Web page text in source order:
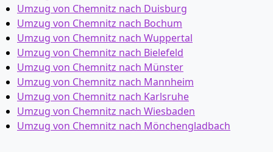
Umzug von Chemnitz nach Duisburg
Umzug von Chemnitz nach Bochum
Umzug von Chemnitz nach Wuppertal
Umzug von Chemnitz nach Bielefeld
Umzug von Chemnitz nach Münster
Umzug von Chemnitz nach Mannheim
Umzug von Chemnitz nach Karlsruhe
Umzug von Chemnitz nach Wiesbaden
Umzug von Chemnitz nach Mönchen­gladbach